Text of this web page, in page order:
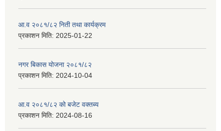
आ.व २०८१/८२ निती तथा कार्यक्रम
प्रकाशन मिति: 2025-01-22
नगर बिकास योजना २०८१/८२
प्रकाशन मिति: 2024-10-04
आ.व २०८१/८२ को बजेट वक्तब्य
प्रकाशन मिति: 2024-08-16